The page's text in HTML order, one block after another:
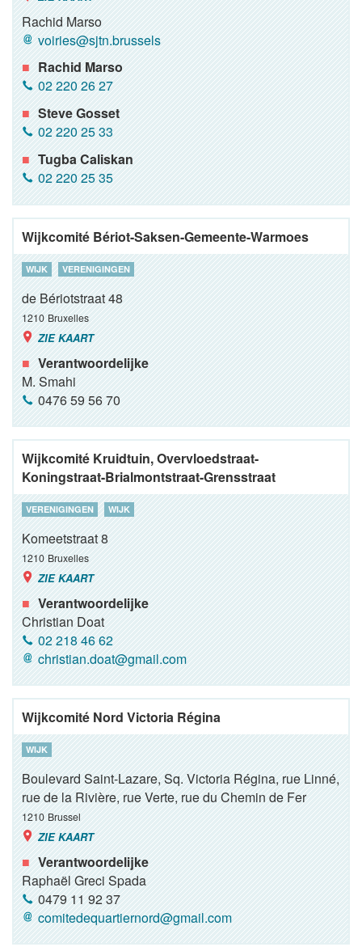
Rachid Marso
voiries@sjtn.brussels
Rachid Marso
02 220 26 27
Steve Gosset
02 220 25 33
Tugba Caliskan
02 220 25 35
Wijkcomité Bériot-Saksen-Gemeente-Warmoes
WIJK VERENIGINGEN
de Bériotstraat 48
1210 Bruxelles
ZIE KAART
Verantwoordelijke
M. Smahi
0476 59 56 70
Wijkcomité Kruidtuin, Overvloedstraat-
Koningstraat-Brialmontstraat-Grensstraat
VERENIGINGEN WIJK
Komeetstraat 8
1210 Bruxelles
ZIE KAART
Verantwoordelijke
Christian Doat
02 218 46 62
christian.doat@gmail.com
Wijkcomité Nord Victoria Régina
WIJK
Boulevard Saint-Lazare, Sq. Victoria Régina, rue Linné,
rue de la Rivière, rue Verte, rue du Chemin de Fer
1210 Brussel
ZIE KAART
Verantwoordelijke
Raphaël Greci Spada
0479 11 92 37
comitedequartiernord@gmail.com